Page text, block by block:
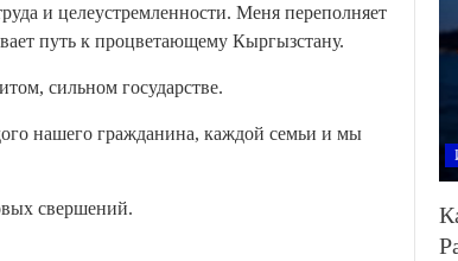
и целеустремленности. Меня переполняет
путь к процветающему Кыргызстану.
сильном государстве.
нашего гражданина, каждой семьи и мы
свершений.